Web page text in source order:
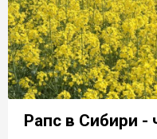
Рапс в Сибири -